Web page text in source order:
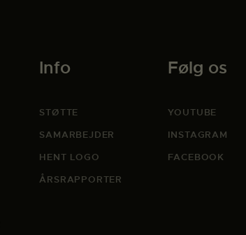
Info
STØTTE
SAMARBEJDER
HENT LOGO
ÅRSRAPPORTER
Følg os
YOUTUBE
INSTAGRAM
FACEBOOK